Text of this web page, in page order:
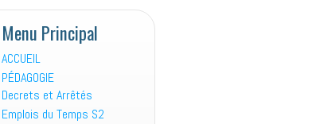
Menu Principal
ACCUEIL
PÉDAGOGIE
Decrets et Arrêtés
Emplois du Temps S2